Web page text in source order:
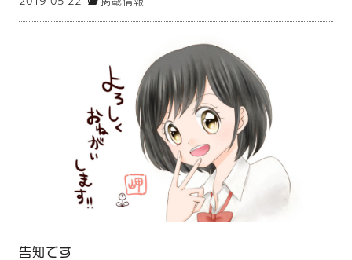
告知です